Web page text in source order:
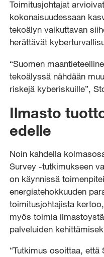
Toimitusjohtajat
kokonaisuudessaan
tekoälyn vaikuttavan
herättävät
“Suomen
tekoälyssä nähdään
riskejä kyberiskuille”,
Ilmasto
edelle
Noin kahdella
Survey -tutkimukseen
on käynnissä
energiatehokkuuden
toimitusjohtajista
myös toimia
palveluiden
“Tutkimus osoittaa,